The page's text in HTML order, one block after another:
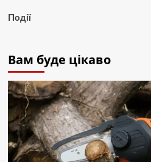
Події
Вам буде цікаво